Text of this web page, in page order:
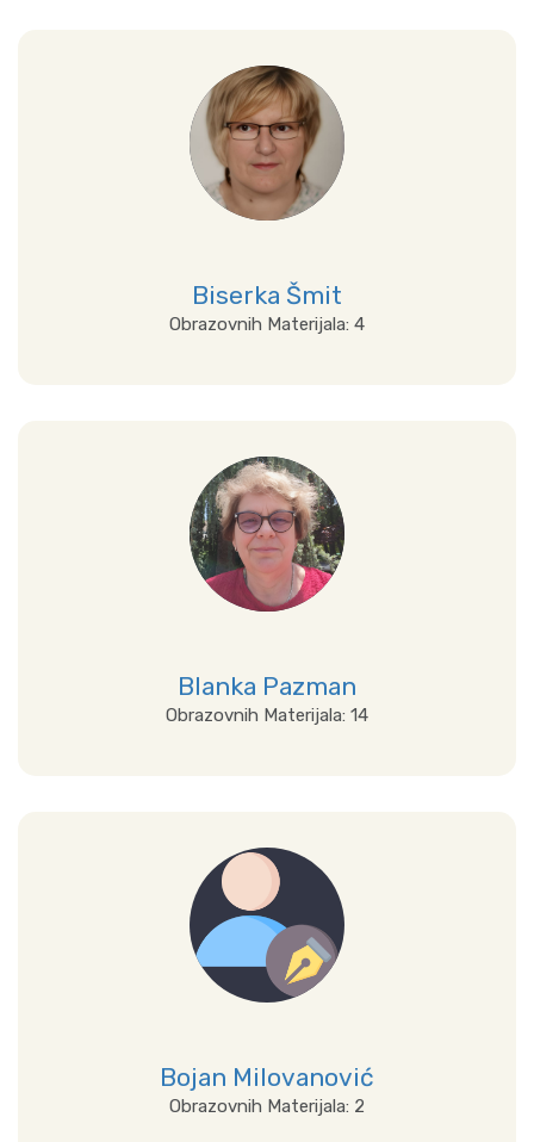
Prikaži sve
Biserka Šmit
Obrazovnih Materijala: 4
Prikaži sve
Blanka Pazman
Obrazovnih Materijala: 14
Prikaži sve
Bojan Milovanović
Obrazovnih Materijala: 2